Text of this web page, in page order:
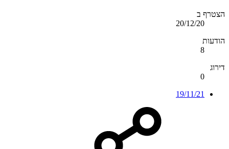
הצטרף ב
20/12/20
הודעות
8
דירוג
0
19/11/21